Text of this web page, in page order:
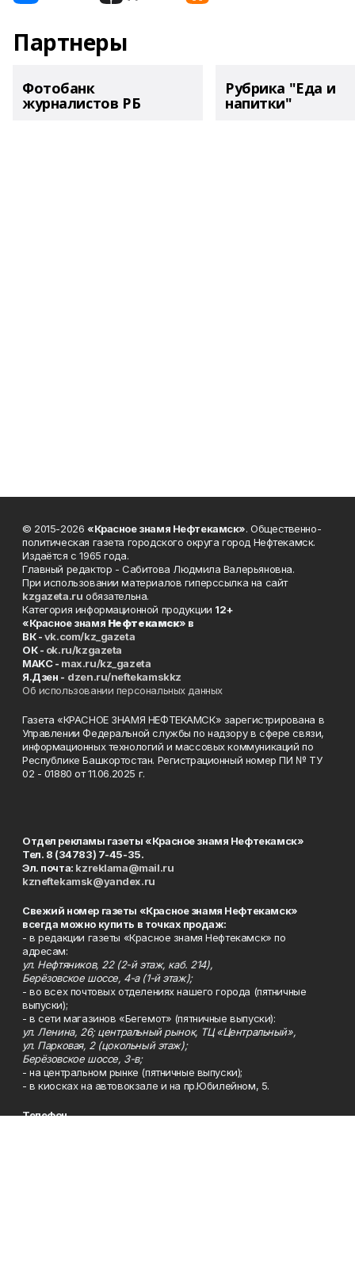
Партнеры
Фотобанк
журналистов РБ
Рубрика "Еда и
напитки"
© 2015-2026 «Красное знамя Нефтекамск». Общественно-
политическая газета городского округа город Нефтекамск.
Издаётся с 1965 года.
Главный редактор - Сабитова Людмила Валерьяновна.
При использовании материалов гиперссылка на сайт
kzgazeta.ru обязательна.
Категория информационной продукции 12+
«Красное знамя Нефтекамск» в
ВК -vk.com/kz_gazeta
ОК - ok.ru/kzgazeta
MAKC - max.ru/kz_gazeta
Я.Дзен - dzen.ru/neftekamskkz
Об использовании персональных данных
Газета «КРАСНОЕ ЗНАМЯ НЕФТЕКАМСК» зарегистрирована в
Управлении Федеральной службы по надзору в сфере связи,
информационных технологий и массовых коммуникаций по
Республике Башкортостан. Регистрационный номер ПИ № ТУ
02 - 01880 от 11.06.2025 г.
Отдел рекламы газеты «Красное знамя Нефтекамск»
Тел. 8 (34783) 7-45-35.
Эл. почта: kzreklama@mail.ru
kzneftekamsk@yandex.ru
Свежий номер газеты «Красное знамя Нефтекамск»
всегда можно купить в точках продаж:
- в редакции газеты «Красное знамя Нефтекамск» по
адресам:
ул. Нефтяников, 22 (2-й этаж, каб. 214),
Берёзовское шоссе, 4-а (1-й этаж);
- во всех почтовых отделениях нашего города (пятничные
выпуски);
- в сети магазинов «Бегемот» (пятничные выпуски):
ул. Ленина, 26; центральный рынок, ТЦ «Центральный»,
ул. Парковая, 2 (цокольный этаж);
Берёзовское шоссе, 3-в;
- на центральном рынке (пятничные выпуски);
- в киосках на автовокзале и на пр.Юбилейном, 5.
Телефон